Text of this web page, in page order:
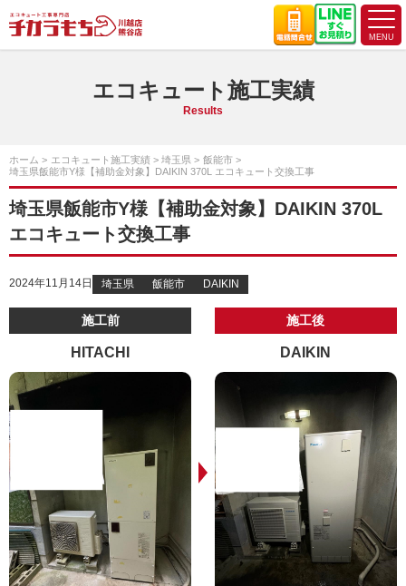
エコキュート施工実績
Results
ホーム エコキュート施工実績 埼玉県
飯能市
埼玉県飯能市Y様【補助金対象】DAIKIN 370L エコキュート交換工事
埼玉県飯能市Y様【補助金対象】DAIKIN 370L
エコキュート交換工事
2024年11月14日 埼玉県 飯能市 DAIKIN
施工前
HITACHI
施工後
DAIKIN